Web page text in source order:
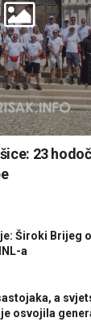
23
Široki Brijeg
a
a
osvojila